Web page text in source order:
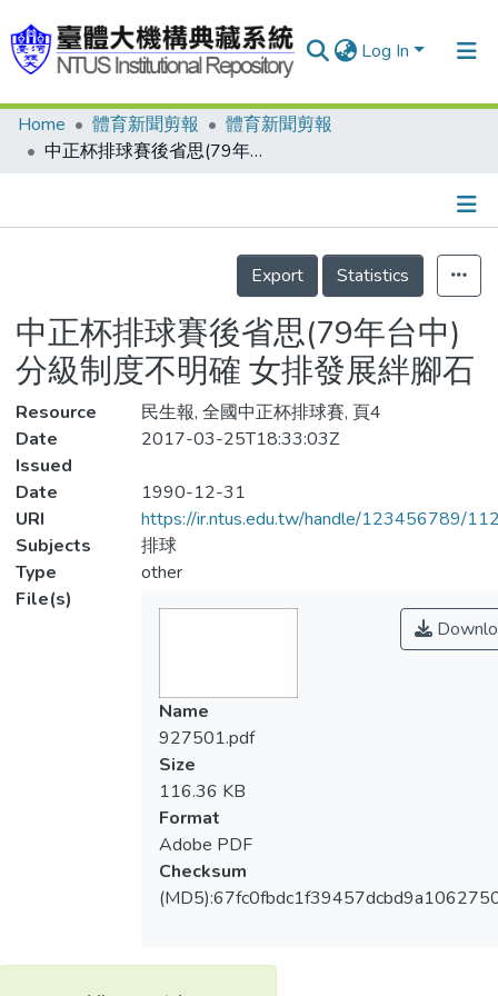
Log In
Communities & Collections
Statistics
Home 體育新聞剪報
體育新聞剪報
中正杯排球賽後省思(79年台中) 分級制度不明確 女排發展絆腳石
Details
Export
Statistics
中正杯排球賽後省思(79年台中)
分級制度不明確 女排發展絆腳石
Resource
民生報, 全國中正杯排球賽, 頁4
Date
Issued
2017-03-25T18:33:03Z
Date
1990-12-31
URI
https://ir.ntus.edu.tw/handle/123456789/
Subjects
排球
Type
other
File(s)
Name
927501.pdf
Size
116.36 KB
Format
Adobe PDF
Checksum